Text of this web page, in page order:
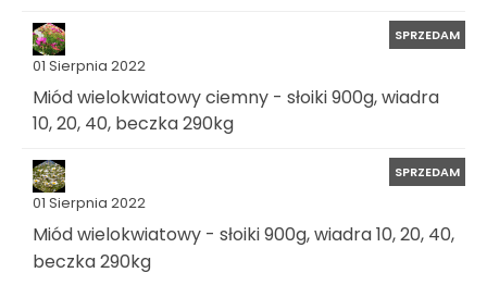
01 Sierpnia 2022
SPRZEDAM
Miód wielokwiatowy ciemny - słoiki 900g, wiadra
10, 20, 40, beczka 290kg
01 Sierpnia 2022
SPRZEDAM
Miód wielokwiatowy - słoiki 900g, wiadra 10, 20, 40,
beczka 290kg